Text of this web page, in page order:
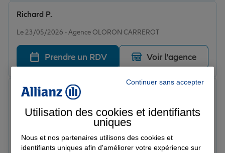
Le 23/05/2026 - Agence OLORON CARREROT
Richard P.
Prendre un RDV Voir l'agence
Le 22/05/2026 - Agence OLORON CARREROT
Satisfait de mon assureur , agence reactive aux
Tristan M.
Continuer sans accepter
Utilisation des cookies et identifiants
uniques
Nous et nos partenaires utilisons des cookies et
identifiants uniques afin d'améliorer votre expérience sur